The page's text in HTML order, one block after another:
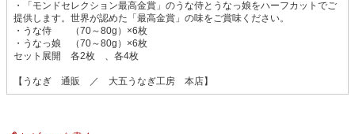
・「モンドセレクション最高金賞」のうな侍とうなっ娘をハーフカットでご
提供します。世界が認めた「最高金賞」の味をご賞味ください。
・うな侍 （70～80g）×6枚
・うなっ娘 （70～80g）×6枚
セット展開 各2枚 、各4枚
【うなぎ 通販 ／ 大五うなぎ工房 本店】